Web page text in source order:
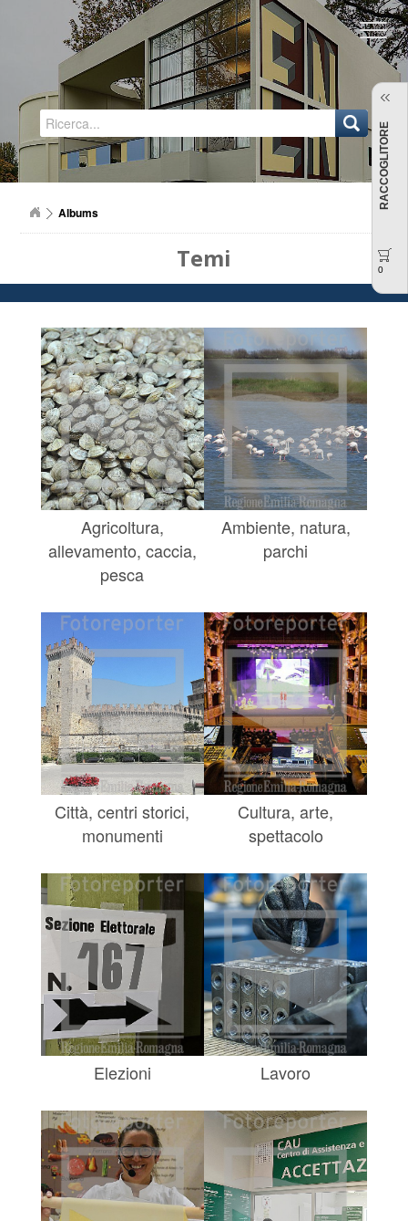
Regione Emilia-Romagna
Albums
Temi
Agricoltura,
allevamento, caccia,
pesca
Ambiente, natura,
parchi
Città, centri storici,
monumenti
Cultura, arte,
spettacolo
Elezioni Lavoro
RACCOGLITORE
0